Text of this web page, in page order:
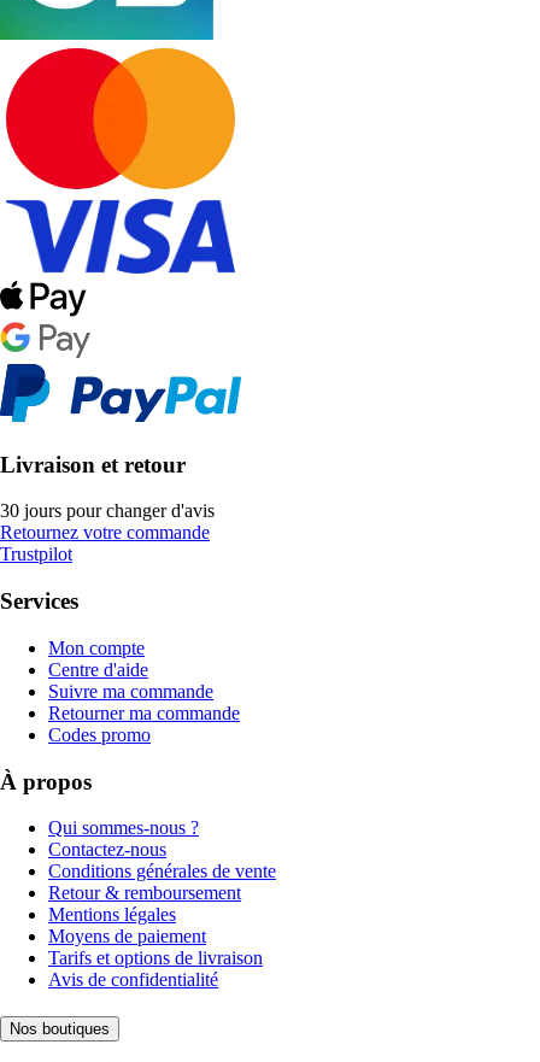
Livraison et retour
30 jours pour changer d'avis
Retournez votre commande
Trustpilot
Services
Mon compte
Centre d'aide
Suivre ma commande
Retourner ma commande
Codes promo
À propos
Qui sommes-nous ?
Contactez-nous
Conditions générales de vente
Retour & remboursement
Mentions légales
Moyens de paiement
Tarifs et options de livraison
Avis de confidentialité
Nos boutiques